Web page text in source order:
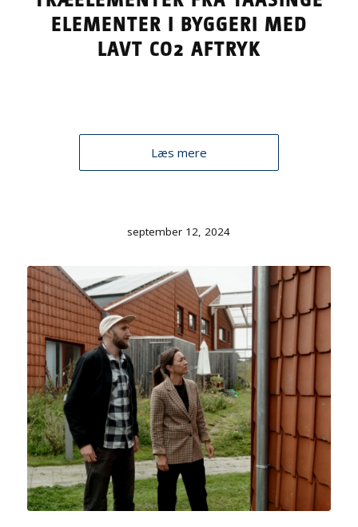
ELEMENTER I BYGGERI MED
LAVT CO2 AFTRYK
Læs mere
september 12, 2024